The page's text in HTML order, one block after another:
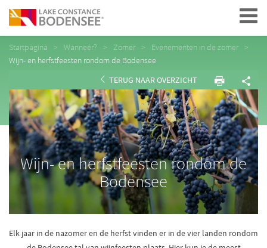
Navigation
Startpagina Wanneer? Zomer
Evenementen in de zomer
Wijn- en herfstfeesten rondom de Bodensee
TERUG NAAR OVERZICHT
Wijn- en herfstfeesten rondom de
Bodensee
Elk jaar in de nazomer en de herfst vinden er in de vier landen rondom